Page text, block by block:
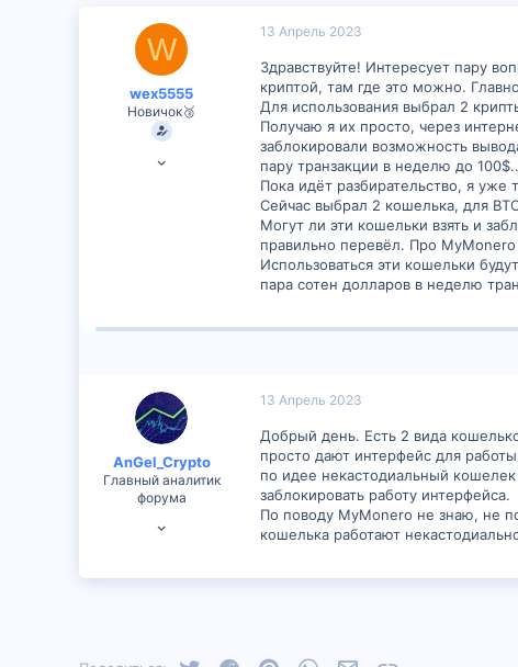
W
wex5555
Новичок🥉
13 Апрель 2023
Здравствуйте! Интересует пару
криптой, там где это можно.
Для использования выбрал 2
Получаю я их просто, через
заблокировали возможность
пару транзакции в неделю до 100$..
Пока идёт разбирательство, я
Сейчас выбрал 2 кошелька, для
Могут ли эти кошельки взять и
правильно перевёл. Про
Использоваться эти кошельки
пара сотен долларов в неделю
AnGel_Crypto
Главный аналитик
форума
14
13 Апрель 2023
Добрый день. Есть 2 вида
просто дают интерфейс для
по идее некастодиальный
заблокировать работу интерфейса.
По поводу MyMonero не знаю, не
кошелька работают